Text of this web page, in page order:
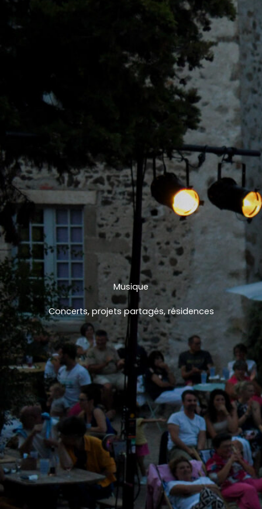
Musique
Concerts, projets partagés, résidences